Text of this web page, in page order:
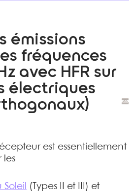
émissions
fréquences
avec HFR sur
électriques
est essentiellement
les
(Types II et III) et